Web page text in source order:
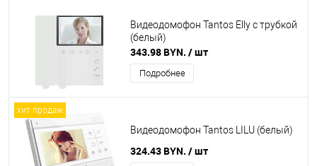
Видеодомофон Tantos Elly с трубкой
(белый)
343.98 BYN. / шт
Подробнее
хит продаж
Видеодомофон Tantos LILU (белый)
324.43 BYN. / шт